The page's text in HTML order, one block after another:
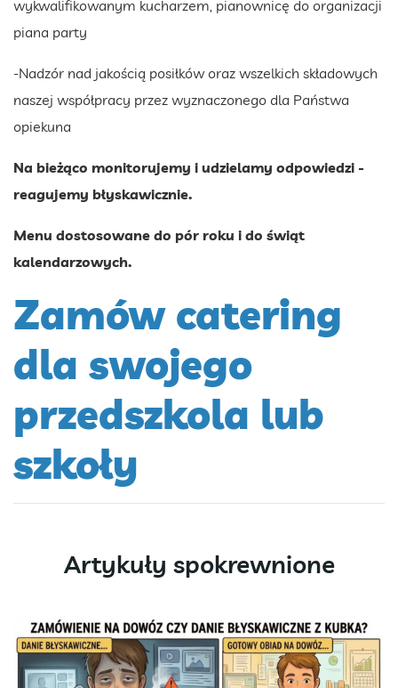
wykwalifikowanym kucharzem, pianownicę do organizacji
piana party
-Nadzór nad jakością posiłków oraz wszelkich składowych
naszej współpracy przez wyznaczonego dla Państwa
opiekuna
Na bieżąco monitorujemy i udzielamy odpowiedzi -
reagujemy błyskawicznie.
Menu dostosowane do pór roku i do świąt
kalendarzowych.
Zamów catering
dla swojego
przedszkola lub
szkoły
Artykuły spokrewnione